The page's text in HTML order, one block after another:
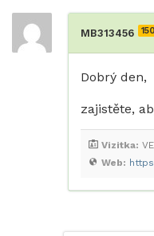
MB313456
Dobrý den,
zajistěte,
Web:
Vizitka: